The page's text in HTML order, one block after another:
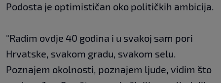
Podosta je optimističan oko političkih ambicija.
"Radim ovdje 40 godina i u svakoj sam pori
Hrvatske, svakom gradu, svakom selu.
Poznajem okolnosti, poznajem ljude, vidim što